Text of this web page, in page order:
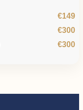
€149
€300
€300